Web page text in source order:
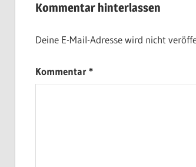
Kommentar hinterlassen
Deine E-Mail-Adresse wird nicht
Kommentar*